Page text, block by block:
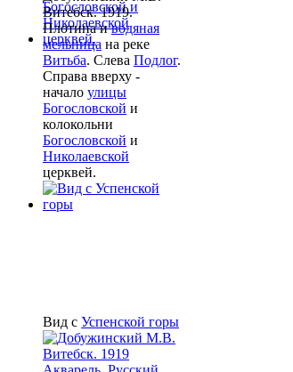
Витебск. 1919.
Плотина иводяная
мельница на реке
Витьба. Слева Подлог.
Справа вверху -
начало улицы
Богословской и
колокольни
Богословской и
Николаевской
церквей.
Вид с Успенской горы